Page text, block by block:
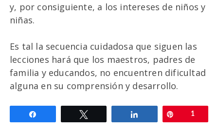
y, por consiguiente, a los intereses de niños y
niñas.
Es tal la secuencia cuidadosa que siguen las
lecciones hará que los maestros, padres de
familia y educandos, no encuentren dificultad
alguna en su comprensión y desarrollo.
Compartir 1